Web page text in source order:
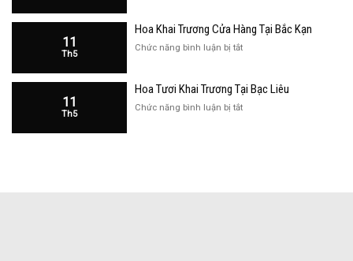
Kạn
Trương
Hàng
Liêu
11
Th5
Hoa Khai Trương Cửa Hàng Tại Bắc Kạn
Chức năng bình luận bị tắtở
Trương
Hàng
11
Th5
Hoa Tươi Khai Trương Tại Bạc Liêu
Chức năng bình luận bị tắtở